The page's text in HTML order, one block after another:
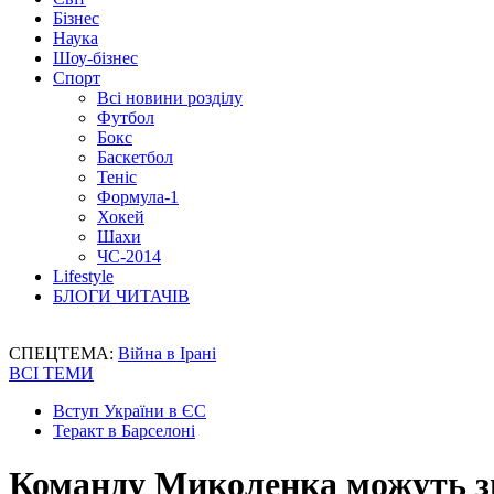
Бізнес
Наука
Шоу-бізнес
Спорт
Всі новини розділу
Футбол
Бокс
Баскетбол
Теніс
Формула-1
Хокей
Шахи
ЧС-2014
Lifestyle
БЛОГИ ЧИТАЧІВ
СПЕЦТЕМА: Війна в Ірані
ВСІ ТЕМИ
Вступ України в ЄС
Теракт в Барселоні
Команду Миколенка можуть